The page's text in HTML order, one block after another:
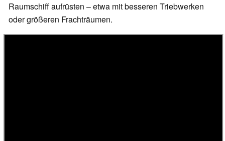
Raumschiff aufrüsten – etwa mit besseren Triebwerken
oder größeren Frachträumen.